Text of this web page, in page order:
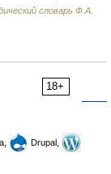
словарь Ф.А.
18+
Drupal,